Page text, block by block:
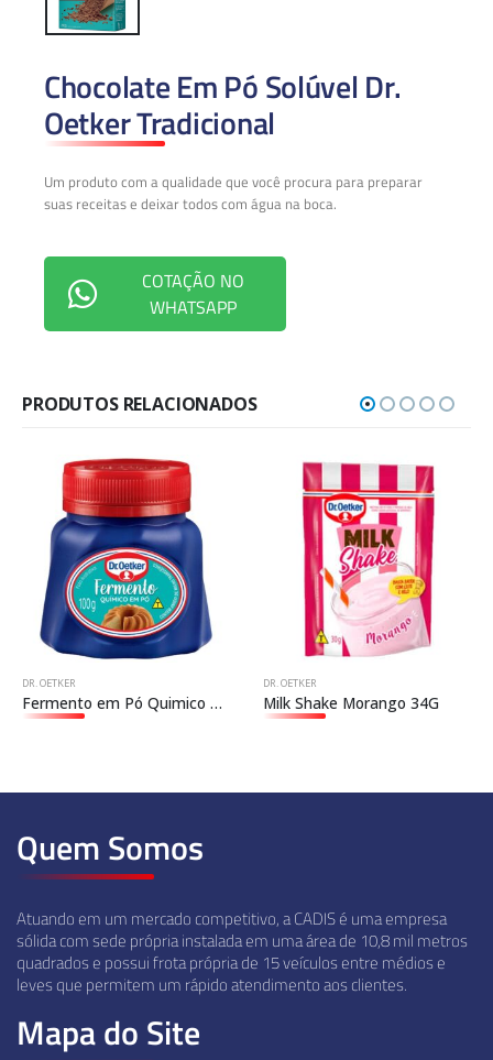
Chocolate Em Pó Solúvel Dr.
Oetker Tradicional
Um produto com a qualidade que você procura para preparar
suas receitas e deixar todos com água na boca.
COTAÇÃO NO
WHATSAPP
PRODUTOS RELACIONADOS
DR. OETKER
Fermento em Pó Quimico Dr.Oetker
DR. OETKER
Milk Shake Morango 34G
Quem Somos
Atuando em um mercado competitivo, a CADIS é uma empresa
sólida com sede própria instalada em uma área de 10,8 mil metros
quadrados e possui frota própria de 15 veículos entre médios e
leves que permitem um rápido atendimento aos clientes.
Mapa do Site